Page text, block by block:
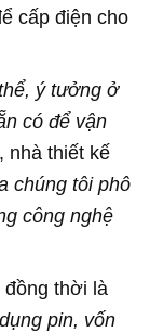
cấp điện cho
ý tưởng ở
có để vận
nhà thiết kế
chúng tôi phô
công nghệ
đồng thời là
pin, vốn